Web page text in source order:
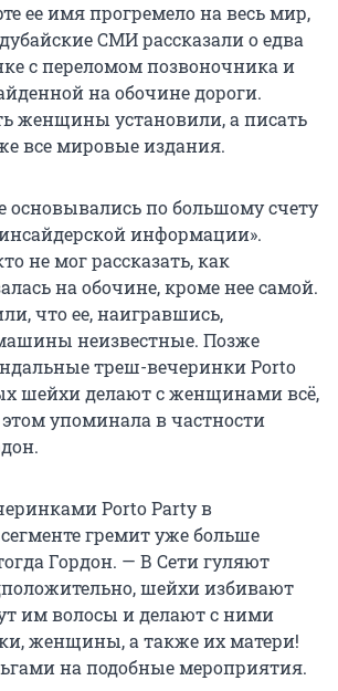
ее имя прогремело на весь мир,
СМИ рассказали о едва
с переломом позвоночника и
на обочине дороги.
женщины установили, а писать
все мировые издания.
по большому счету
информации».
не мог рассказать, как
на обочине, кроме нее самой.
что ее, наигравшись,
неизвестные. Позже
треш-вечеринки Porto
шейхи делают с женщинами всё,
этом упоминала в частности
Porto Party в
гремит уже больше
Гордон. — В Сети гуляют
шейхи избивают
им волосы и делают с ними
женщины, а также их матери!
на подобные мероприятия.